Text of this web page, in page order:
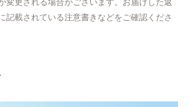
変更される場合がございます。お届けした返
記載されている注意書きなどをご確認くださ